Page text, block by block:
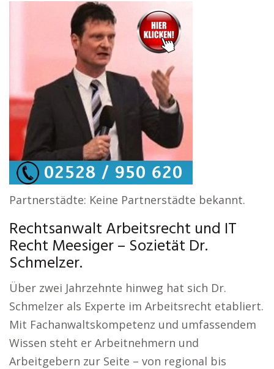
Partnerstädte: Keine Partnerstädte bekannt.
Rechtsanwalt Arbeitsrecht und IT
Recht Meesiger – Sozietät Dr.
Schmelzer.
Über zwei Jahrzehnte hinweg hat sich Dr.
Schmelzer als Experte im Arbeitsrecht etabliert.
Mit Fachanwaltskompetenz und umfassendem
Wissen steht er Arbeitnehmern und
Arbeitgebern zur Seite – von regional bis